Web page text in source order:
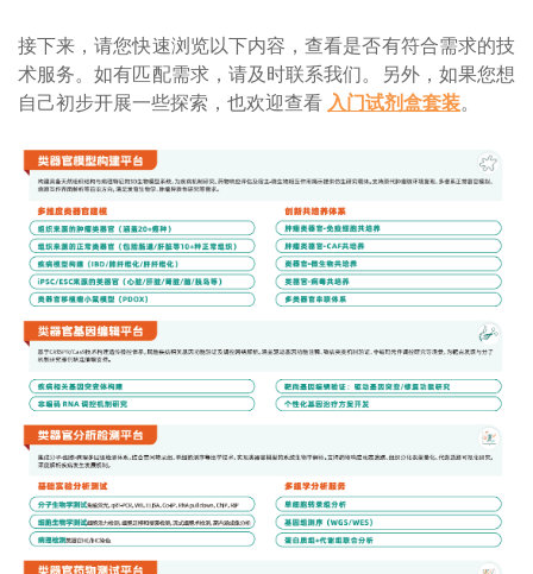
接下来，请您快速浏览以下内容，查看是否有符合需求的技
术服务。如有匹配需求，请及时联系我们。另外，如果您想
自己初步开展一些探索，也欢迎查看 入门试剂盒套装。